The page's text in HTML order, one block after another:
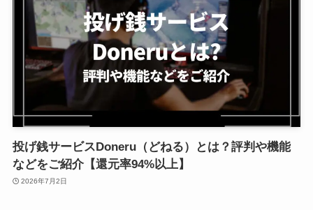
投げ銭サービスDoneru（どねる）とは？評判や機能
などをご紹介【還元率94%以上】
2026年7月2日